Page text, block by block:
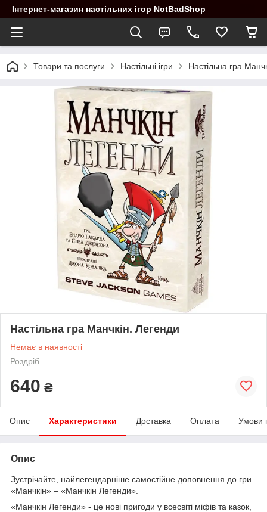
Інтернет-магазин настільних ігор NotBadShop
Товари та послуги Настільні ігри Настільна гра
Настільна гра Манчкін. Легенди
Немає в наявності
Роздріб
640 ₴
Опис Характеристики Доставка Оплата Умови
Опис
Зустрічайте, найлегендарніше самостійне доповнення до гри
«Манчкін» – «Манчкін Легенди».
«Манчкін Легенди» - це нові пригоди у всесвіті міфів та казок,